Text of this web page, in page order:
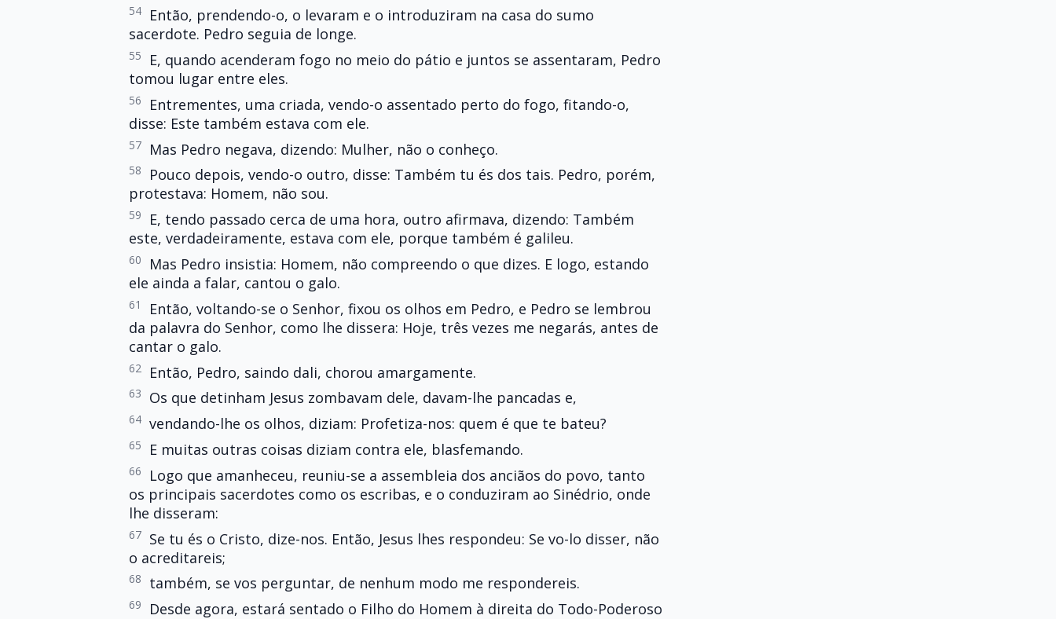
54
Então, prendendo-o, o levaram e o introduziram na casa do sumo
sacerdote. Pedro seguia de longe.
55
E, quando acenderam fogo no meio do pátio e juntos se assentaram, Pedro
tomou lugar entre eles.
56
Entrementes, uma criada, vendo-o assentado perto do fogo, fitando-o,
disse: Este também estava com ele.
57 Mas Pedro negava, dizendo: Mulher, não o conheço.
58
Pouco depois, vendo-o outro, disse: Também tu és dos tais. Pedro, porém,
protestava: Homem, não sou.
59
E, tendo passado cerca de uma hora, outro afirmava, dizendo: Também
este, verdadeiramente, estava com ele, porque também é galileu.
60
Mas Pedro insistia: Homem, não compreendo o que dizes. E logo, estando
ele ainda a falar, cantou o galo.
61
Então, voltando-se o Senhor, fixou os olhos em Pedro, e Pedro se lembrou
da palavra do Senhor, como lhe dissera: Hoje, três vezes me negarás, antes de
cantar o galo.
62 Então, Pedro, saindo dali, chorou amargamente.
63 Os que detinham Jesus zombavam dele, davam-lhe pancadas e,
64 vendando-lhe os olhos, diziam: Profetiza-nos: quem é que te bateu?
65 E muitas outras coisas diziam contra ele, blasfemando.
66
Logo que amanheceu, reuniu-se a assembleia dos anciãos do povo, tanto
os principais sacerdotes como os escribas, e o conduziram ao Sinédrio, onde
lhe disseram:
67 Se tu és o Cristo, dize-nos. Então, Jesus lhes respondeu: Se vo-lo disser, não
o acreditareis;
68 também, se vos perguntar, de nenhum modo me respondereis.
69
Desde agora, estará sentado o Filho do Homem à direita do Todo-Poderoso